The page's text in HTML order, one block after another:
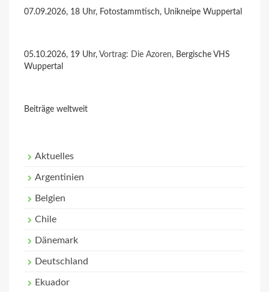
07.09.2026, 18 Uhr, Fotostammtisch, Unikneipe Wuppertal
05.10.2026, 19 Uhr, Vortrag: Die Azoren, Bergische VHS
Wuppertal
Beiträge weltweit
Aktuelles
Argentinien
Belgien
Chile
Dänemark
Deutschland
Ekuador